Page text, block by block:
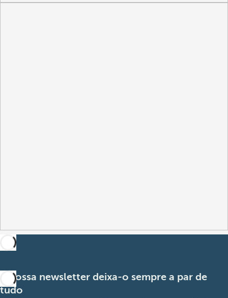
A nossa newsletter deixa-o sempre a par de
tudo